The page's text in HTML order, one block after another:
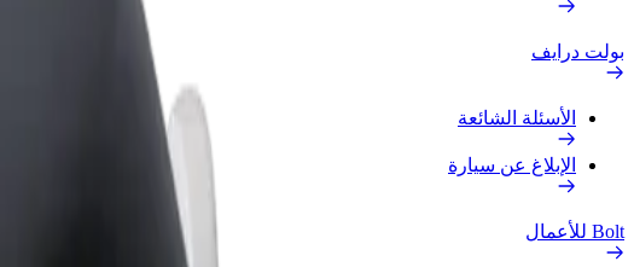
بولت درايف
الأسئلة الشائعة
الإبلاغ عن سيارة
Bolt للأعمال